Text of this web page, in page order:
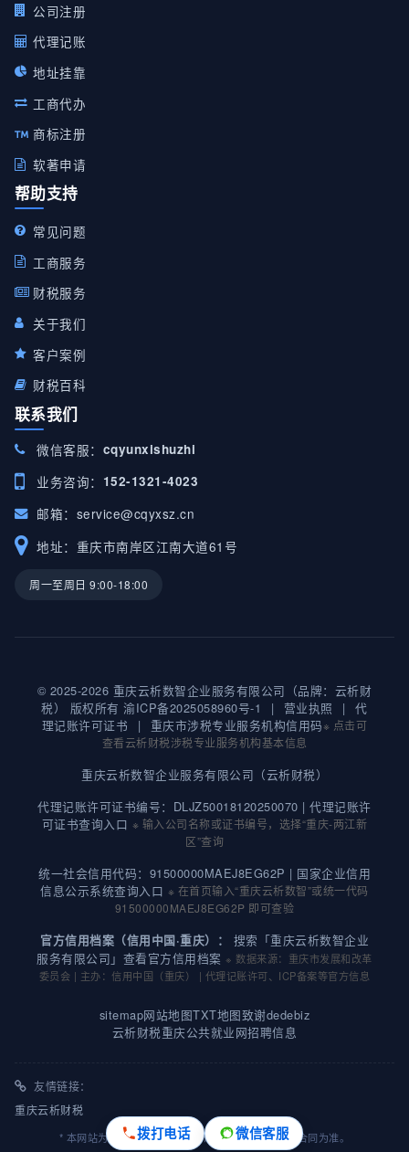
公司注册
代理记账
地址挂靠
工商代办
商标注册
软著申请
帮助支持
常见问题
工商服务
财税服务
关于我们
客户案例
财税百科
联系我们
微信客服： cqyunxishuzhi
业务咨询： 152-1321-4023
邮箱： service@cqyxsz.cn
地址：重庆市南岸区江南大道61号
周一至周日 9:00-18:00
© 2025-2026 重庆云析数智企业服务有限公司（品牌：云析财
税） 版权所有渝ICP备2025058960号-1 | 营业执照 |
代
理记账许可证书
| 重庆市涉税专业服务机构信用码※ 点击可
查看云析财税涉税专业服务机构基本信息
重庆云析数智企业服务有限公司（云析财税）
代理记账许可证书编号：DLJZ50018120250070 |代理记账许
可证书查询入口 ※ 输入公司名称或证书编号，选择“重庆-两江新
区”查询
统一社会信用代码：91500000MAEJ8EG62P | 国家企业信用
信息公示系统查询入口 ※ 在首页输入“重庆云析数智”或统一代码
91500000MAEJ8EG62P 即可查验
官方信用档案（信用中国·重庆）：
搜索「重庆云析数智企业
服务有限公司」查看官方信用档案※ 数据来源：重庆市发展和改革
委员会 | 主办：信用中国（重庆） | 代理记账许可、ICP备案等官方信息
sitemap网站地图TXT地图致谢dedebiz
云析财税重庆公共就业网招聘信息
友情链接：
重庆云析财税
* 本网站为用户提供专业财税咨询，具体业务流程以合同为准。
拨打电话 微信客服